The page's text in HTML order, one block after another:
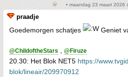
• maandag 23 maart 2026
praadje
Goedemorgen schatjes Geniet
@ChildoftheStars @Firuze
20.30: Het Blok NET5 https://
blok/lineair/209970912